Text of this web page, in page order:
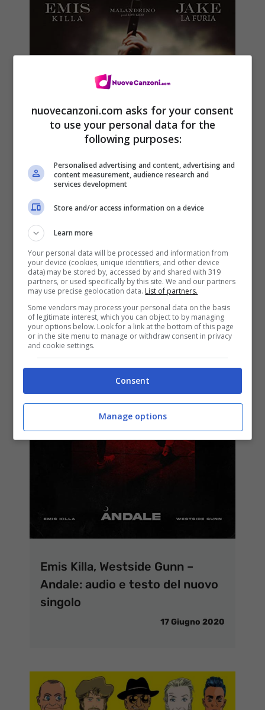
Emis Killa & Jake La Furia –
singolo (con testo)
24 Luglio 2020
Emis Killa, Westside Gunn –
Andale: audio e testo del nuovo
singolo
17 Giugno 2020
nuovecanzoni.com asks for your consent
to use your personal data for the
following purposes:
Personalised advertising and content, advertising and
content measurement, audience research and
services development
Store and/or access information on a device
Learn more
Your personal data will be processed and information from
your device (cookies, unique identifiers, and other device
data) may be stored by, accessed by and shared with 319
partners, or used specifically by this site. We and our partners
may use precise geolocation data. List of partners.
Some vendors may process your personal data on the basis
of legitimate interest, which you can object to by managing
your options below. Look for a link at the bottom of this page
or in the site menu to manage or withdraw consent in privacy
and cookie settings.
Consent
Manage options